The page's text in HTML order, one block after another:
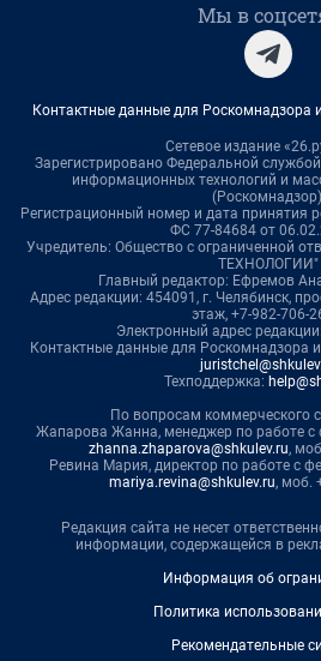
Мы в
Контактные данные для Роскомнадзора
Сетевое издание
Зарегистрировано Федеральной
информационных технологий и
Регистрационный номер и дата принятия
ФС 77-84684 от
Учредитель: Общество с ограниченной
ТЕХНОЛОГИИ"
Главный редактор: Ефремов
Адрес редакции: 454091, г. Челябинск,
этаж, +7-982-706-
Электронный адрес редакции:
Контактные данные для Роскомнадзора
Техподдержка:
По вопросам коммерческого
Жапарова Жанна, менеджер по работе
zhanna.zhaparova@shkulev.ru,
Ревина Мария, директор по работе с
mariya.revina@shkulev.ru, моб.
Редакция сайта не несет
информации, содержащейся в
Информация об
Политика
Рекомендательные